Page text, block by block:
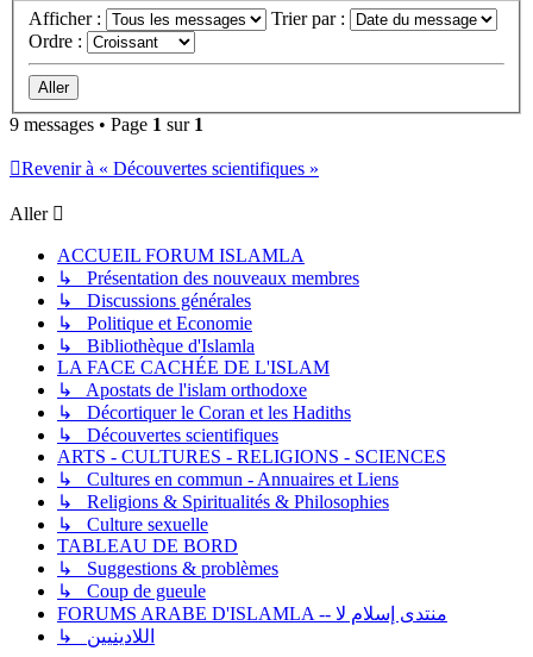
Afficher :
Trier par :
Ordre :
9 messages • Page 1 sur 1
Revenir à « Découvertes scientifiques »
Aller
ACCUEIL FORUM ISLAMLA
↳ Présentation des nouveaux membres
↳ Discussions générales
↳ Politique et Economie
↳ Bibliothèque d'Islamla
LA FACE CACHÉE DE L'ISLAM
↳ Apostats de l'islam orthodoxe
↳ Décortiquer le Coran et les Hadiths
↳ Découvertes scientifiques
ARTS - CULTURES - RELIGIONS - SCIENCES
↳ Cultures en commun - Annuaires et Liens
↳ Religions & Spiritualités & Philosophies
↳ Culture sexuelle
TABLEAU DE BORD
↳ Suggestions & problèmes
↳ Coup de gueule
FORUMS ARABE D'ISLAMLA -- منتدى إسلام لا
↳ اللادينيين